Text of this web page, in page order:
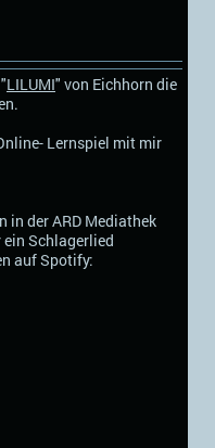
LILUMI" von Eichhorn die
Lernspiel mit mir
in der ARD Mediathek
Schlagerlied
auf Spotify: